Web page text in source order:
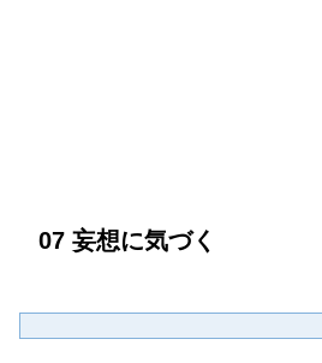
07 妄想に気づく